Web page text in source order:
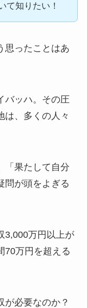
て知りたい！
思ったことはあ
バッハ。その圧
は、多くの人々
「果たして自分
問が頭をよぎる
3,000万円以上が
70万円を超える
が必要なのか？